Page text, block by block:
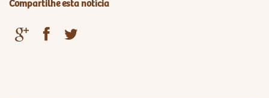
Compartilhe esta notícia